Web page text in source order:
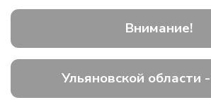
Внимание!
Ульяновской области